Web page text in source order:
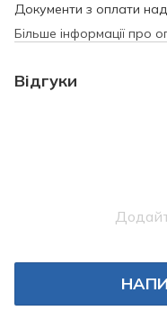
Документи з оплати
Більше інформації про
Відгуки